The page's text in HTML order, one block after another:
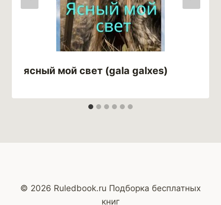
ясный мой свет (gala galxes)
© 2026 Ruledbook.ru Подборка бесплатных
книг